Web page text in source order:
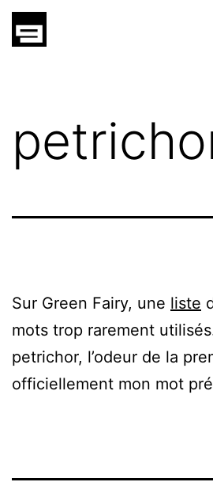
Skip
gatsu
Sur Green Fairy, une liste
mots trop rarement
petrichor, l’odeur de la
officiellement mon mot